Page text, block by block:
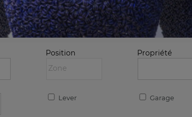
Position Propriété
Lever Garage